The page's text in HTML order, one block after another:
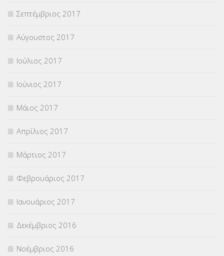
Σεπτέμβριος 2017
Αύγουστος 2017
Ιούλιος 2017
Ιούνιος 2017
Μάιος 2017
Απρίλιος 2017
Μάρτιος 2017
Φεβρουάριος 2017
Ιανουάριος 2017
Δεκέμβριος 2016
Νοέμβριος 2016